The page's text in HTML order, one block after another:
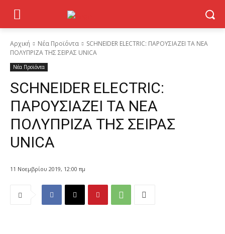
Αρχική Νέα Προϊόντα
SCHNEIDER ELECTRIC: ΠΑΡΟΥΣΙΑΖΕΙ ΤΑ ΝΕΑ
ΠΟΛΥΠΡΙΖΑ ΤΗΣ ΣΕΙΡΑΣ UNICA
Νέα Προϊόντα
SCHNEIDER ELECTRIC:
ΠΑΡΟΥΣΙΑΖΕΙ ΤΑ ΝΕΑ
ΠΟΛΥΠΡΙΖΑ ΤΗΣ ΣΕΙΡΑΣ
UNICA
11 Νοεμβρίου 2019, 12:00 πμ